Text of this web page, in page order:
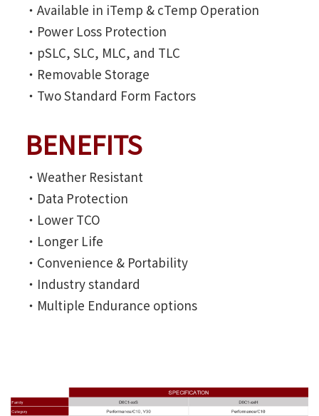
‧Available in iTemp & cTemp Operation
‧Power Loss Protection
‧pSLC, SLC, MLC, and TLC
‧Removable Storage
‧Two Standard Form Factors
BENEFITS
‧Weather Resistant
‧Data Protection
‧Lower TCO
‧Longer Life
‧Convenience & Portability
‧Industry standard
‧Multiple Endurance options